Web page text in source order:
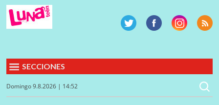
SECCIONES
Domingo 9.8.2026 | 14:52